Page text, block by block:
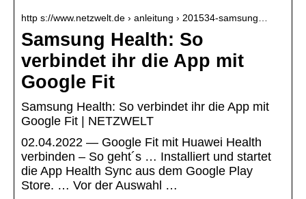
http s://www.netzwelt.de › anleitung › 201534-samsung…
Samsung Health: So
verbindet ihr die App mit
Google Fit
Samsung Health: So verbindet ihr die App mit
Google Fit | NETZWELT
02.04.2022 — Google Fit mit Huawei Health
verbinden – So geht´s … Installiert und startet
die App Health Sync aus dem Google Play
Store. … Vor der Auswahl …